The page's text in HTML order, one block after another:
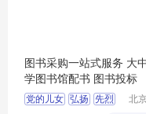
图书采购一站式服务 大
学图书馆配书 图书投标
党的儿女 弘扬
先烈
北